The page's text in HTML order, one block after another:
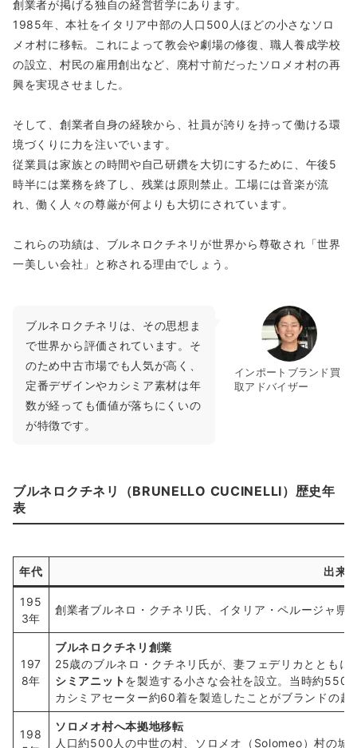
創業者が掲げる独自の経営哲学にあります。
1985年、本社をイタリア中部の人口500人ほどの小さなソロ
メオ村に移転。これによって教会や劇場の修復、職人養成学校
の設立、村民の雇用創出など、廃村寸前だったソロメオ村の再
興を実現させました。
そして、創業者自身の経験から、社員が誇りを持って働ける環
境づくりに力を注いでいます。
従業員は家族との時間や自己研鑽を大切にするために、午後5
時半には業務を終了し、残業は原則禁止。工場には音楽が流
れ、働く人々の尊厳が何よりも大切にされています。
これらの功績は、ブルネロクチネリが世界から尊敬され「世界
一美しい会社」と称される理由でしょう。
インポートブランド買
取アドバイザー
ブルネロクチネリは、その思想ま
で世界から評価されています。そ
のため中古市場でも人気が高く、
定番デザインやカシミア素材は年
数が経っても価値が落ちにくいの
が特徴です。
ブルネロクチネリ（BRUNELLO CUCINELLI）歴史年
表
年代 出来
195
3年
創業者ブルネロ・クチネリ氏、イタリア・ペルージャ県
197
8年
ブルネロクチネリ創業
25歳のブルネロ・クチネリ氏が、妻フェデリカととも
シミアニットを製造する小さな会社を設立。当時約550
カシミアセーター約60着を製造したことがブランドの起
198
ソロメオ村へ本拠地移転
人口約500人の中世の村、ソロメオ（Solomeo）村の城